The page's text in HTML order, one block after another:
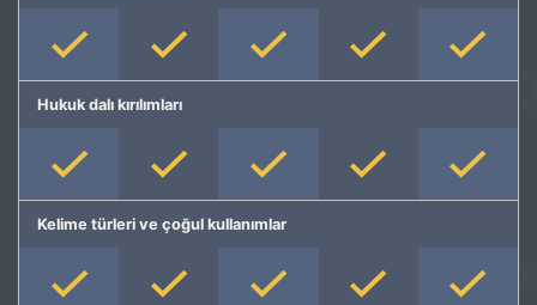
Hukuk dalı kırılımları
Kelime türleri ve çoğul kullanımlar